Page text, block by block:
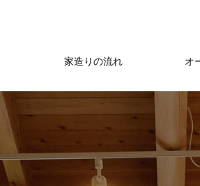
家造りの流れ オ